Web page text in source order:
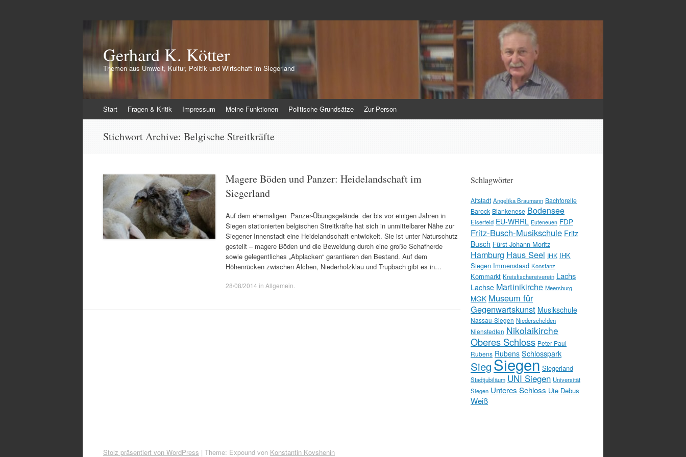
Gerhard K. Kötter
Themen aus Umwelt, Kultur, Politik und Wirtschaft im Siegerland
Inhalt
Start Fragen & Kritik Impressum Meine Funktionen Politische Grundsätze Zur Person
Stichwort Archive: Belgische Streitkräfte
Magere Böden und Panzer: Heidelandschaft im
Siegerland
Auf dem ehemaligen Panzer-Übungsgelände der bis vor einigen Jahren in
Siegen stationierten belgischen Streitkräfte hat sich in unmittelbarer Nähe zur
Siegener Innenstadt eine Heidelandschaft entwickelt. Sie ist unter Naturschutz
gestellt – magere Böden und die Beweidung durch eine große Schafherde
sowie gelegentliches „Abplacken“ garantieren den Bestand. Auf dem
Höhenrücken zwischen Alchen, Niederholzklau und Trupbach gibt es in…
28/08/2014 in Allgemein
Schlagwörter
Altstadt Angelika Braumann Bachforelle
Barock Blankenese Bodensee
Eiserfeld EU-WRRL Euteneuen FDP
Fritz-Busch-Musikschule Fritz
Busch Fürst Johann Moritz
Hamburg Haus Seel IHK IHK
Siegen Immenstaad Konstanz
Kornmarkt Kreisfischereiverein Lachs
Lachse Martinikirche Meersburg
MGK Museum für
Gegenwartskunst Musikschule
Nassau-Siegen Niederschelden
Nienstedten Nikolaikirche
Oberes Schloss Peter Paul
Rubens Rubens Schlosspark
Sieg Siegen Siegerland
Stadtjubiläum UNI Siegen Universität
Siegen Unteres Schloss Ute Debus
Weiß
Stolz präsentiert von WordPress | Theme: Expound von Konstantin Kovshenin